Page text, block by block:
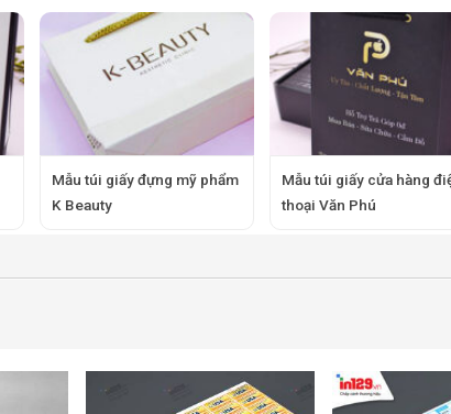
Mẫu túi giấy đựng mỹ phẩm
K Beauty
Mẫu túi giấy cửa hàng
thoại Văn Phú